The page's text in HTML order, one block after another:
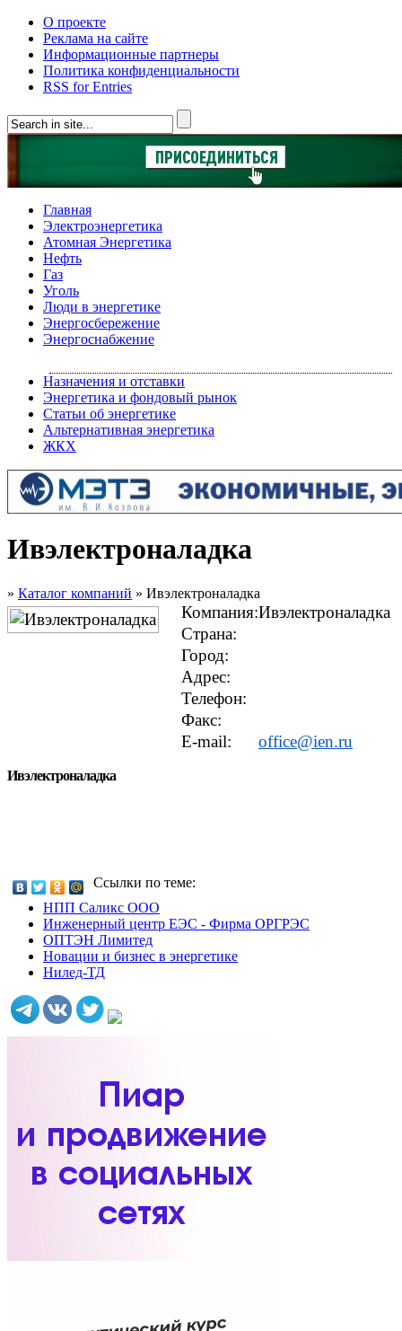
О проекте
Реклама на сайте
Информационные партнеры
Политика конфиденциальности
RSS for Entries
Главная
Электроэнергетика
Атомная Энергетика
Нефть
Газ
Уголь
Люди в энергетике
Энергосбережение
Энергоснабжение
Назначения и отставки
Энергетика и фондовый рынок
Статьи об энергетике
Альтернативная энергетика
ЖКХ
Ивэлектроналадка
» Каталог компаний » Ивэлектроналадка
Компания:Ивэлектроналадка
Страна:
Город:
Адрес:
Телефон:
Факс:
E-mail:
office@ien.ru
Ивэлектроналадка
Ссылки по теме:
НПП Саликс ООО
Инженерный центр ЕЭС - Фирма ОРГРЭС
ОПТЭН Лимитед
Новации и бизнес в энергетике
Нилед-ТД